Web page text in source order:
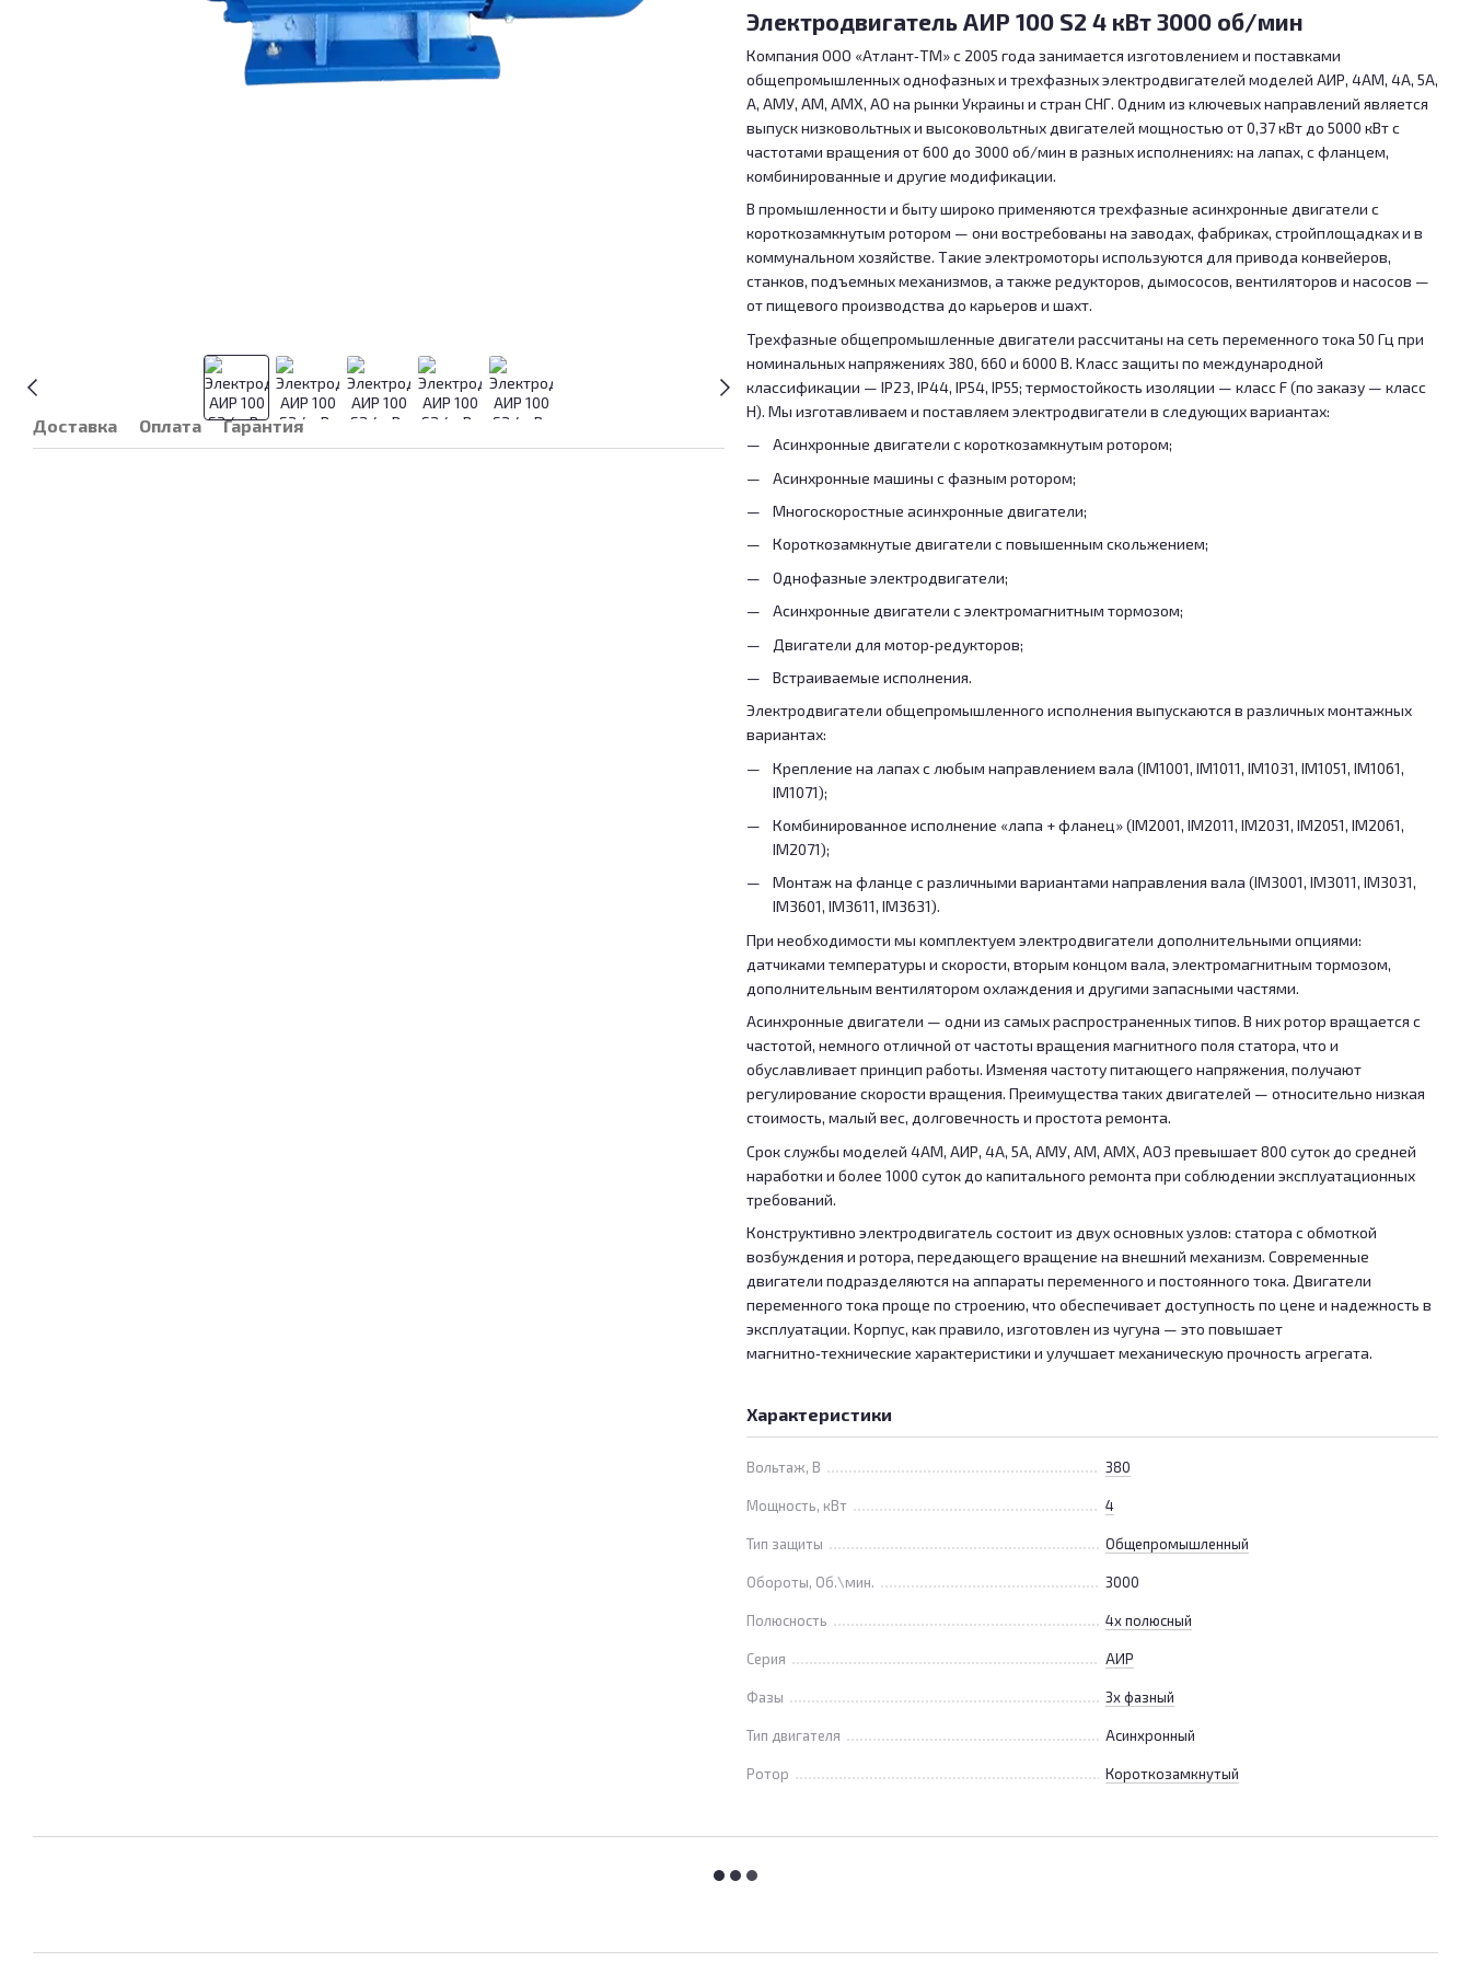
Доставка Оплата Гарантия
Электродвигатель АИР 100 S2 4 кВт 3000 об/мин
Компания ООО «Атлант‑ТМ» с 2005 года занимается изготовлением и поставками
общепромышленных однофазных и трехфазных электродвигателей моделей АИР, 4АМ, 4А, 5А,
А, АМУ, АМ, АМХ, АО на рынки Украины и стран СНГ. Одним из ключевых направлений является
выпуск низковольтных и высоковольтных двигателей мощностью от 0,37 кВт до 5000 кВт с
частотами вращения от 600 до 3000 об/мин в разных исполнениях: на лапах, с фланцем,
комбинированные и другие модификации.
В промышленности и быту широко применяются трехфазные асинхронные двигатели с
короткозамкнутым ротором — они востребованы на заводах, фабриках, стройплощадках и в
коммунальном хозяйстве. Такие электромоторы используются для привода конвейеров,
станков, подъемных механизмов, а также редукторов, дымососов, вентиляторов и насосов —
от пищевого производства до карьеров и шахт.
Трехфазные общепромышленные двигатели рассчитаны на сеть переменного тока 50 Гц при
номинальных напряжениях 380, 660 и 6000 В. Класс защиты по международной
классификации — IP23, IP44, IP54, IP55; термостойкость изоляции — класс F (по заказу — класс
H). Мы изготавливаем и поставляем электродвигатели в следующих вариантах:
Асинхронные двигатели с короткозамкнутым ротором;
Асинхронные машины с фазным ротором;
Многоскоростные асинхронные двигатели;
Короткозамкнутые двигатели с повышенным скольжением;
Однофазные электродвигатели;
Асинхронные двигатели с электромагнитным тормозом;
Двигатели для мотор‑редукторов;
Встраиваемые исполнения.
Электродвигатели общепромышленного исполнения выпускаются в различных монтажных
вариантах:
Крепление на лапах с любым направлением вала (IM1001, IM1011, IM1031, IM1051, IM1061,
IM1071);
Комбинированное исполнение «лапа + фланец» (IM2001, IM2011, IM2031, IM2051, IM2061,
IM2071);
Монтаж на фланце с различными вариантами направления вала (IM3001, IM3011, IM3031,
IM3601, IM3611, IM3631).
При необходимости мы комплектуем электродвигатели дополнительными опциями:
датчиками температуры и скорости, вторым концом вала, электромагнитным тормозом,
дополнительным вентилятором охлаждения и другими запасными частями.
Асинхронные двигатели — одни из самых распространенных типов. В них ротор вращается с
частотой, немного отличной от частоты вращения магнитного поля статора, что и
обуславливает принцип работы. Изменяя частоту питающего напряжения, получают
регулирование скорости вращения. Преимущества таких двигателей — относительно низкая
стоимость, малый вес, долговечность и простота ремонта.
Срок службы моделей 4АМ, АИР, 4А, 5А, АМУ, АМ, АМХ, АО3 превышает 800 суток до средней
наработки и более 1000 суток до капитального ремонта при соблюдении эксплуатационных
требований.
Конструктивно электродвигатель состоит из двух основных узлов: статора с обмоткой
возбуждения и ротора, передающего вращение на внешний механизм. Современные
двигатели подразделяются на аппараты переменного и постоянного тока. Двигатели
переменного тока проще по строению, что обеспечивает доступность по цене и надежность в
эксплуатации. Корпус, как правило, изготовлен из чугуна — это повышает
магнитно‑технические характеристики и улучшает механическую прочность агрегата.
Характеристики
Вольтаж, В 380
Мощность, кВт 4
Тип защиты Общепромышленный
Обороты, Об.\мин. 3000
Полюсность 4х полюсный
Серия АИР
Фазы 3х фазный
Тип двигателя Асинхронный
Ротор Короткозамкнутый